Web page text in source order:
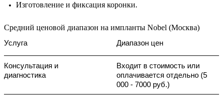
Изготовление и фиксация коронки.
Средний ценовой диапазон на импланты Nobel (Москва)
Услуга Диапазон цен
Консультация и
диагностика
Входит в стоимость или
оплачивается отдельно (5
000 - 7000 руб.)